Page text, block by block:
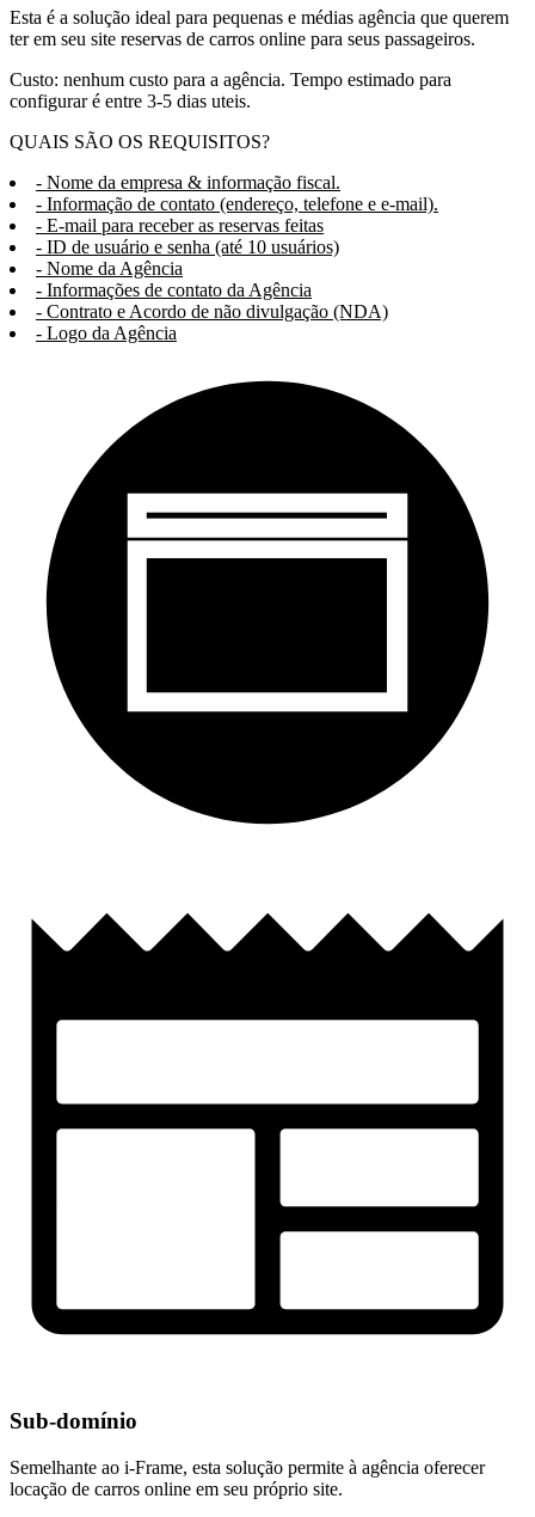
Esta é a solução ideal para pequenas e médias agência que querem
ter em seu site reservas de carros online para seus passageiros.
Custo: nenhum custo para a agência. Tempo estimado para
configurar é entre 3-5 dias uteis.
QUAIS SÃO OS REQUISITOS?
- Nome da empresa & informação fiscal.
- Informação de contato (endereço, telefone e e-mail).
- E-mail para receber as reservas feitas
- ID de usuário e senha (até 10 usuários)
- Nome da Agência
- Informações de contato da Agência
- Contrato e Acordo de não divulgação (NDA)
- Logo da Agência
Sub-domínio
Semelhante ao i-Frame, esta solução permite à agência oferecer
locação de carros online em seu próprio site.